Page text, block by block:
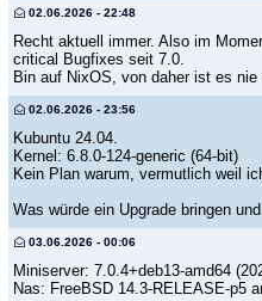
02.06.2026 - 22:48
Recht aktuell immer. Also im
critical Bugfixes seit 7.0.
Bin auf NixOS, von daher ist es nie
02.06.2026 - 23:56
Kubuntu 24.04.
Kernel: 6.8.0-124-generic (64-bit)
Kein Plan warum, vermutlich weil
Was würde ein Upgrade bringen
03.06.2026 - 00:06
Miniserver: 7.0.4+deb13-amd64
Nas: FreeBSD 14.3-RELEASE-p5